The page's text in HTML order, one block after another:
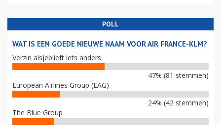
POLL
WAT IS EEN GOEDE NIEUWE NAAM VOOR AIR FRANCE-KLM?
Verzin alsjeblieft iets anders
47% (81 stemmen)
European Airlines Group (EAG)
24% (42 stemmen)
The Blue Group